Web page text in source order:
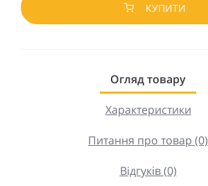
КУПИТИ
Огляд товару
Характеристики
Питання про товар (0)
Відгуків (0)